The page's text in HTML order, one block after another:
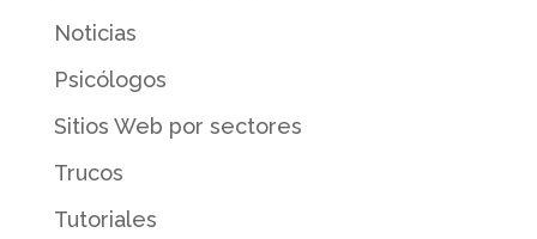
Noticias
Psicólogos
Sitios Web por sectores
Trucos
Tutoriales